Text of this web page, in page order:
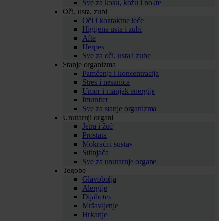
Sve za kosu, kožu i nokte
Oči, usta, zubi
Oči i kontaktne leće
Higijena usta i zubi
Afte
Herpes
Sve za oči, usta i zube
Stanje organizma
Pamćenje i koncentracija
Stres i nesanica
Umor i manjak energije
Imunitet
Sve za stanje organizma
Unutarnji organi
Jetra i žuć
Prostata
Mokraćni sustav
Štitnjača
Sve za unutarnje organe
Tegobe
Glavobolja
Alergije
Dijabetes
Mršavljenje
Hrkanje